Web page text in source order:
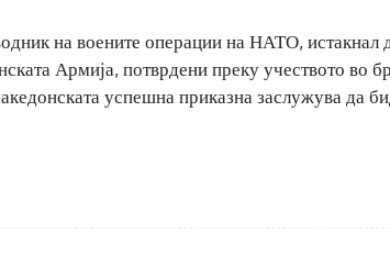
на воените операции на НАТО, истакнал
Армија, потврдени преку учеството во
успешна приказна заслужува да